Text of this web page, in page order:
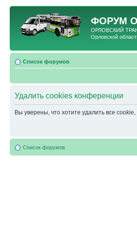
ФОРУМ
ОРЛОВСКИЙ
Орловской
Список форумов
Удалить cookies конференции
Вы уверены, что хотите удалить все
Список форумов